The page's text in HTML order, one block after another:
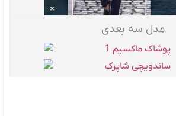
مدل سه بعدی